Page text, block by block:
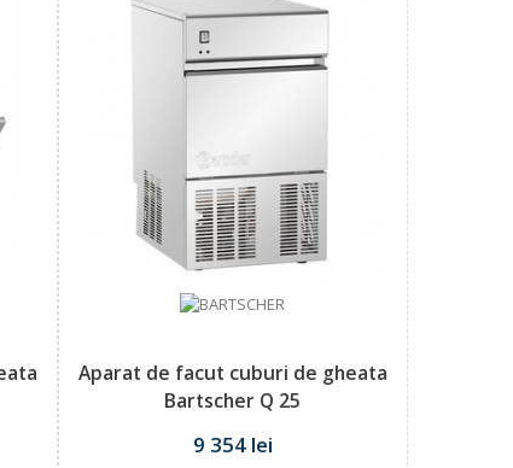
Aparat de facut cuburi de gheata
Bartscher Q 25
9 354 lei